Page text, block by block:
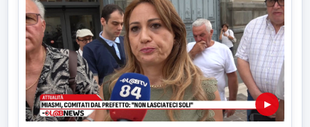
▶